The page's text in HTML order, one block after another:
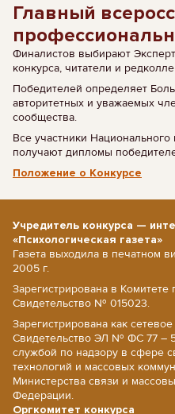
Главный
Финалистов выбирают
конкурса, читатели и
Победителей определяет
авторитетных и уважаемых
сообщества.
Все участники Национального
получают дипломы
Положение о Конкурсе
Учредитель конкурса —
«Психологическая газета»
Газета выходила в печатном
2005 г.
Зарегистрирована в
Свидетельство № 015023.
Зарегистрирована как
Свидетельство ЭЛ № ФС 77 –
службой по надзору в сфере
технологий и массовых
Министерства связи и
Федерации.
Оргкомитет конкурса